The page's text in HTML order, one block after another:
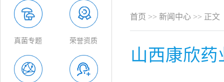
真菌专题 荣誉资质
首页 >> 新闻中心 >> 正文
山西康欣药